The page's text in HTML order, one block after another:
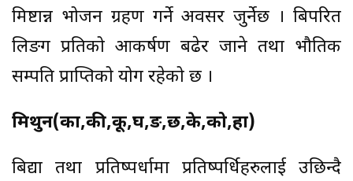
मिष्टान्न भोजन ग्रहण गर्ने अवसर जुर्नेछ । बिपरित
लिङग प्रतिको आकर्षण बढेर जाने तथा भौतिक
सम्पति प्राप्तिको योग रहेको छ ।
मिथुन(का,की,कू,घ,ङ,छ,के,को,हा)
बिद्या तथा प्रतिष्पर्धामा प्रतिष्पर्धिहरुलाई उछिन्दै